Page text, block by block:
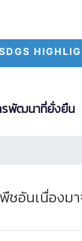
รพัฒนาที่ยั่งยืน
นเนื่องมา